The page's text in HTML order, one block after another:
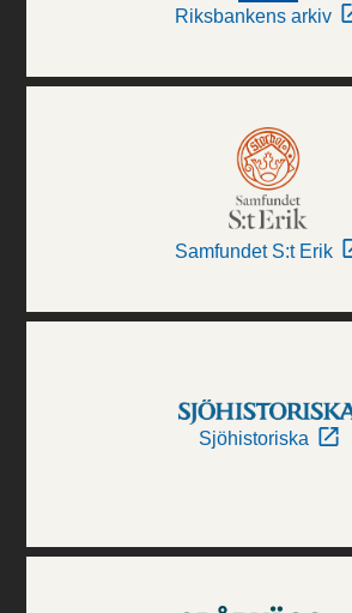
Riksbankens arkiv
Samfundet S:t Erik
Sjöhistoriska